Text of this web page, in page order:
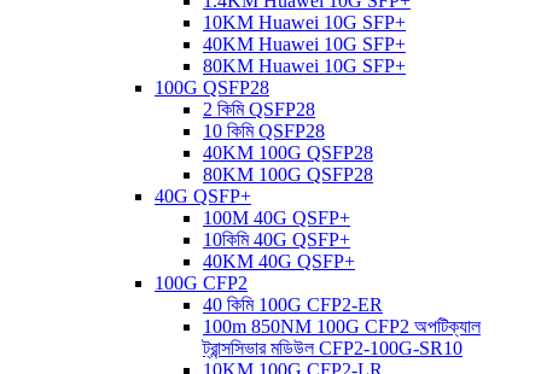
10KM Huawei 10G SFP+
40KM Huawei 10G SFP+
80KM Huawei 10G SFP+
100G QSFP28
2 কিমি QSFP28
10 কিমি QSFP28
40KM 100G QSFP28
80KM 100G QSFP28
40G QSFP+
100M 40G QSFP+
10কিমি 40G QSFP+
40KM 40G QSFP+
100G CFP2
40 কিমি 100G CFP2-ER
100m 850NM 100G CFP2 অপটিক্যাল
ট্রান্সসিভার মডিউল CFP2-100G-SR10
10KM 100G CFP2-LR